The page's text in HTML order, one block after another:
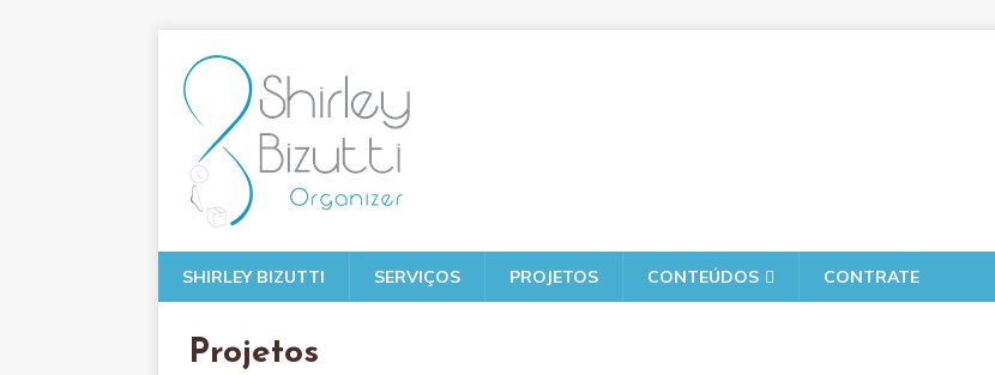
SHIRLEY BIZUTTI SERVIÇOS PROJETOS CONTEÚDOS CONTRATE
Projetos